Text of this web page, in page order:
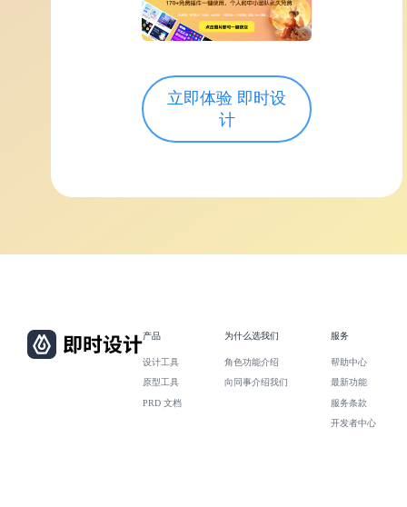
立即体验 即时设
计
产品
设计工具
原型工具
PRD 文档
为什么选我们
角色功能介绍
向同事介绍我们
服务
帮助中心
最新功能
服务条款
开发者中心